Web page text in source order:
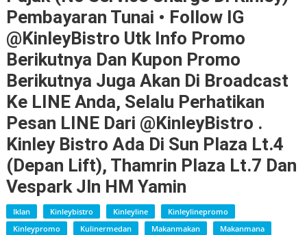
Pembayaran Tunai • Follow IG
@KinleyBistro Utk Info Promo
Berikutnya Dan Kupon Promo
Berikutnya Juga Akan Di Broadcast
Ke LINE Anda, Selalu Perhatikan
Pesan LINE Dari @KinleyBistro .
Kinley Bistro Ada Di Sun Plaza Lt.4
(depan Lift), Thamrin Plaza Lt.7 Dan
Vespark Jln HM Yamin
Iklan Kinleybistro Kinleyline
Kinleylinepromo
Kinleypromo
Kulinermedan Makanmakan
Makanmana